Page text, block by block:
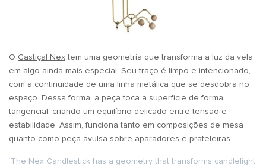
O Castiçal Nex tem uma geometria que transforma a luz da vela
em algo ainda mais especial. Seu traço é limpo e intencionado,
com a continuidade de uma linha metálica que se desdobra no
espaço. Dessa forma, a peça toca a superfície de forma
tangencial, criando um equilíbrio delicado entre tensão e
estabilidade. Assim, funciona tanto em composições de mesa
quanto como peça avulsa sobre aparadores e prateleiras.
The Nex Candlestick has a geometry that transforms candlelight